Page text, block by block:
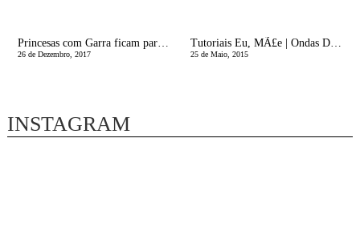
Princesas com Garra ficam para Sempre!
26 de Dezembro, 2017
Tutoriais Eu, MÃ£e | Ondas DesconstruÃ­das
25 de Maio, 2015
INSTAGRAM